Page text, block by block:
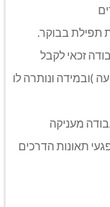
תפילת בבוקר.
זכאי לקבל
)ובמידה ונותרה לו
מעניקה
תאונות הדרכים